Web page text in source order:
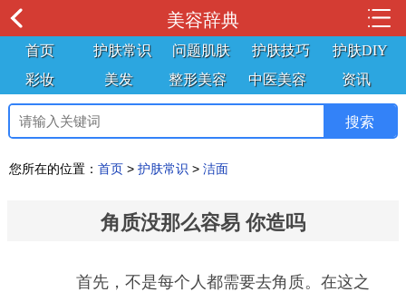
美容辞典
首页 护肤常识 问题肌肤 护肤技巧
护肤DIY
彩妆
美发 整形美容 中医美容 资讯
您所在的位置： 首页 > 护肤常识 > 洁面
角质没那么容易 你造吗
首先，不是每个人都需要去角质。在这之